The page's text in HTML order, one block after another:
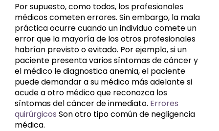
Por supuesto, como todos, los profesionales
médicos cometen errores. Sin embargo, la mala
práctica ocurre cuando un individuo comete un
error que la mayoría de los otros profesionales
habrían previsto o evitado. Por ejemplo, si un
paciente presenta varios síntomas de cáncer y
el médico le diagnostica anemia, el paciente
puede demandar a su médico más adelante si
acude a otro médico que reconozca los
síntomas del cáncer de inmediato. Errores
quirúrgicos Son otro tipo común de negligencia
médica.